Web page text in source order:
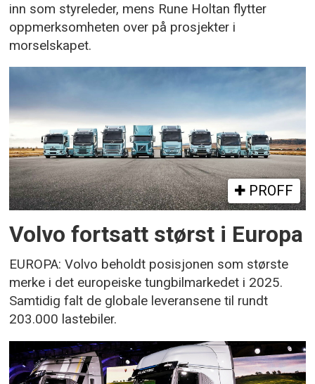
inn som styreleder, mens Rune Holtan flytter
oppmerksomheten over på prosjekter i
morselskapet.
PROFF
Volvo fortsatt størst i Europa
EUROPA: Volvo beholdt posisjonen som største
merke i det europeiske tungbilmarkedet i 2025.
Samtidig falt de globale leveransene til rundt
203.000 lastebiler.